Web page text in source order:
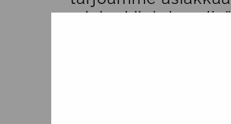
mielenkiintoisen
yksi Alfamen
alfamelaiset ovat
ei ole